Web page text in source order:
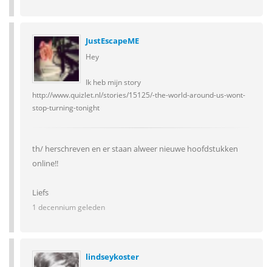
JustEscapeME
Hey
Ik heb mijn story
http://www.quizlet.nl/stories/15125/-the-world-around-us-wont-
stop-turning-tonight
th/ herschreven en er staan alweer nieuwe hoofdstukken
online!!
Liefs
1 decennium geleden
lindseykoster